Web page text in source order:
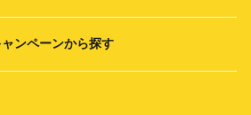
ンペーンから探す